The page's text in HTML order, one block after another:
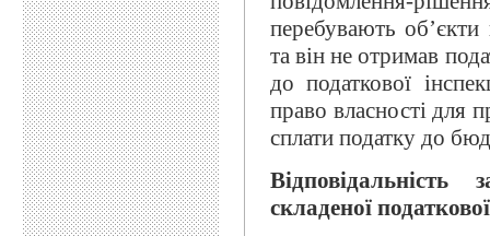
перебувають
та він не отримав
до податкової
право власності для
сплати податку до
складеної